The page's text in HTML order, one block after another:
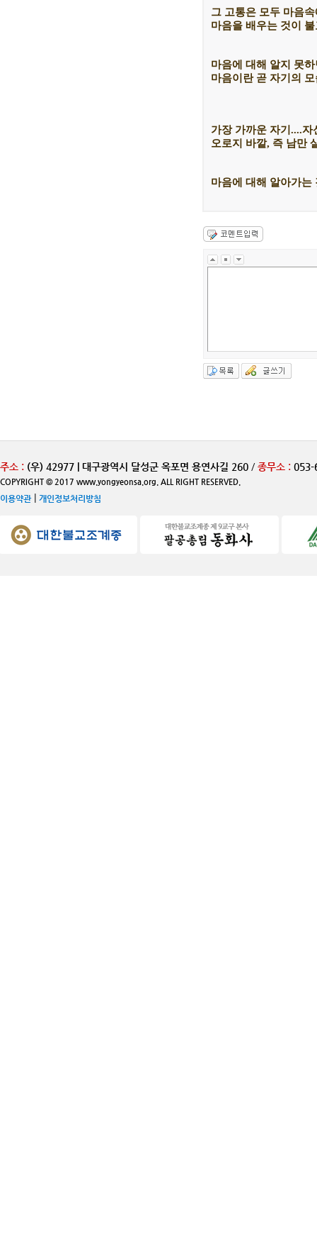
그 고통은 모두 마음
마음을 배우는 것이
마음에 대해 알지 못
마음이란 곧 자기의
가장 가까운 자기....
오로지 바깥, 즉 남만
마음에 대해 알아가는
주소 : (우) 42977 | 대구광역시 달성군 옥포면 용연사길 260 / 종무소 : 053-
COPYRIGHT © 2017 www.yongyeonsa.org. ALL RIGHT RESERVED.
이용약관| 개인정보처리방침